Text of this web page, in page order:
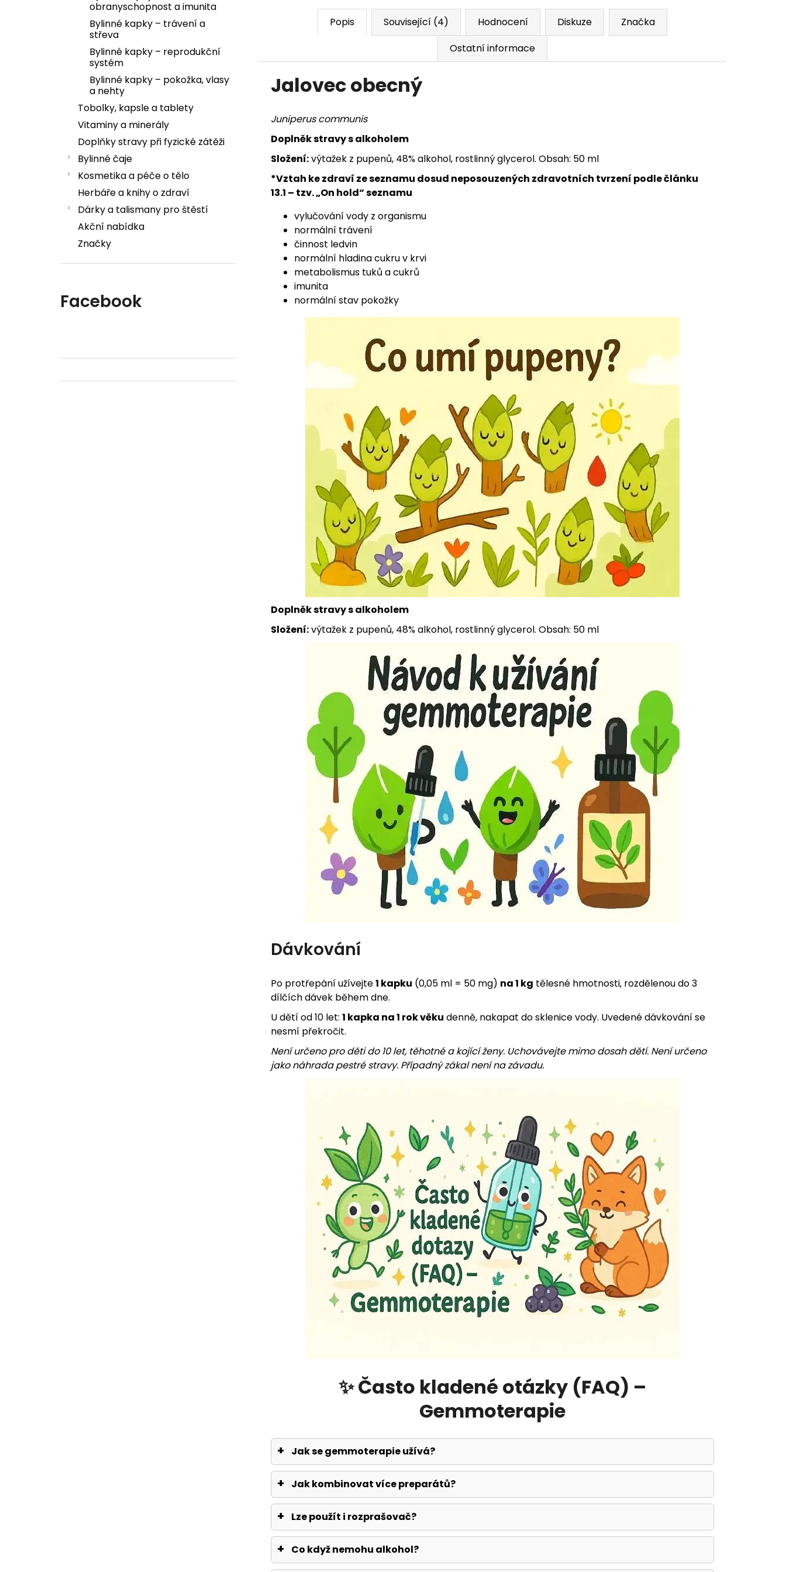
obranyschopnost a imunita
Bylinné kapky – trávení a
střeva
Bylinné kapky – reprodukční
systém
Bylinné kapky – pokožka, vlasy
a nehty
Tobolky, kapsle a tablety
Vitaminy a minerály
Doplňky stravy při fyzické zátěži
Bylinné čaje
Kosmetika a péče o tělo
Herbáře a knihy o zdraví
Dárky a talismany pro štěstí
Akční nabídka
Značky
Facebook
Popis Související (4) Hodnocení Diskuze
Značka
Ostatní informace
Jalovec obecný
Juniperus communis
Doplněk stravy s alkoholem
Složení:výtažek z pupenů, 48% alkohol, rostlinný glycerol. Obsah: 50 ml
*Vztah ke zdraví ze seznamu dosud neposouzených zdravotních tvrzení podle článku
13.1 – tzv. „On hold“ seznamu
vylučování vody z organismu
normální trávení
činnost ledvin
normální hladina cukru v krvi
metabolismus tuků a cukrů
imunita
normální stav pokožky
Doplněk stravy s alkoholem
Složení:výtažek z pupenů, 48% alkohol, rostlinný glycerol. Obsah: 50 ml
Dávkování
Po protřepání užívejte1 kapku (0,05 ml = 50 mg) na 1 kg tělesné hmotnosti, rozdělenou do 3
dílčích dávek během dne.
U dětí od 10 let: 1 kapka na 1 rok věku denně, nakapat do sklenice vody. Uvedené dávkování se
nesmí překročit.
Není určeno pro děti do 10 let, těhotné a kojící ženy. Uchovávejte mimo dosah dětí. Není určeno
jako náhrada pestré stravy. Případný zákal není na závadu.
✨ Často kladené otázky (FAQ) –
Gemmoterapie
Jak se gemmoterapie užívá?
Jak kombinovat více preparátů?
Lze použít i rozprašovač?
Co když nemohu alkohol?